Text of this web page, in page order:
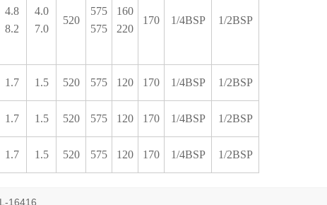
4.8
8.2
4.0
7.0
520
575
575
160
220
170 1/4BSP 1/2BSP
1.7 1.5 520 575 120 170 1/4BSP 1/2BSP
1.7 1.5 520 575 120 170 1/4BSP 1/2BSP
1.7 1.5 520 575 120 170 1/4BSP 1/2BSP